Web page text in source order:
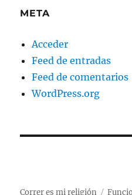
META
Acceder
Feed de entradas
Feed de comentarios
WordPress.org
Correr es mi religión